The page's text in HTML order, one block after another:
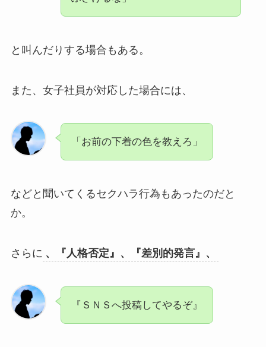
と叫んだりする場合もある。
また、女子社員が対応した場合には、
「お前の下着の色を教えろ」
などと聞いてくるセクハラ行為もあったのだと
か。
さらに 、『人格否定』、『差別的発言』、
『ＳＮＳへ投稿してやるぞ』